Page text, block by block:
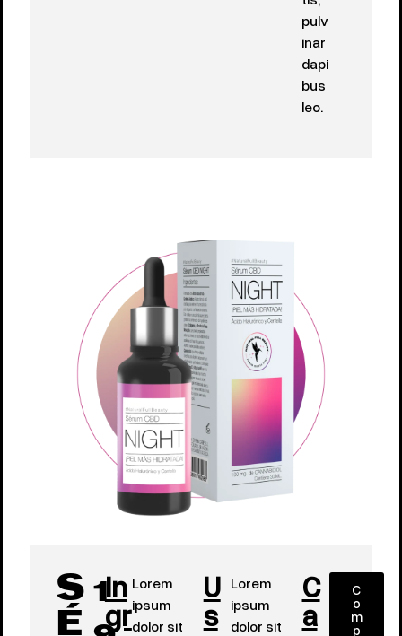
pulv
inar
dapi
bus
leo.
S
É
1In
gr
Lorem
ipsum
dolor sit
U
s
Lorem
ipsum
dolor sit
C
a
C
o
m
p